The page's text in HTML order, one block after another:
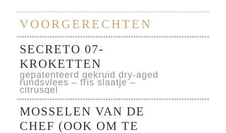
VOORGERECHTEN
SECRETO 07-
KROKETTEN
gepatenteerd gekruid dry-aged
rundsvlees – fris slaatje –
citrusgel
MOSSELEN VAN DE
CHEF (OOK OM TE